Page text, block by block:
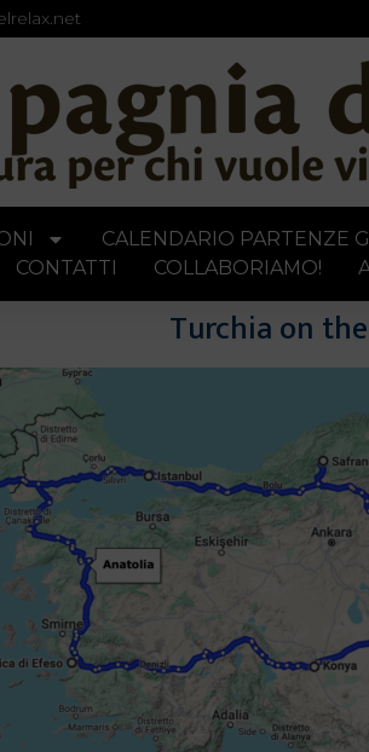
CALENDARIO PARTENZE
CONTATTI
COLLABORIAMO!
Turchia on